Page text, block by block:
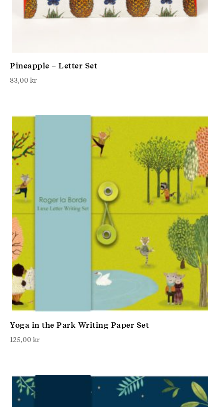
Pineapple – Letter Set
83,00 kr
Yoga in the Park Writing Paper Set
125,00 kr